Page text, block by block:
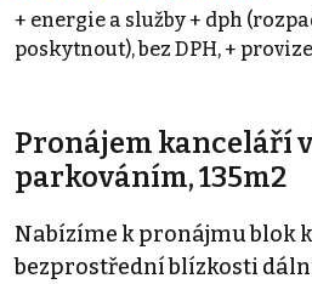
+ energie a služby + dph
poskytnout), bez DPH, +
Pronájem kanceláří
parkováním, 135m2
Nabízíme k pronájmu blok
bezprostřední blízkosti